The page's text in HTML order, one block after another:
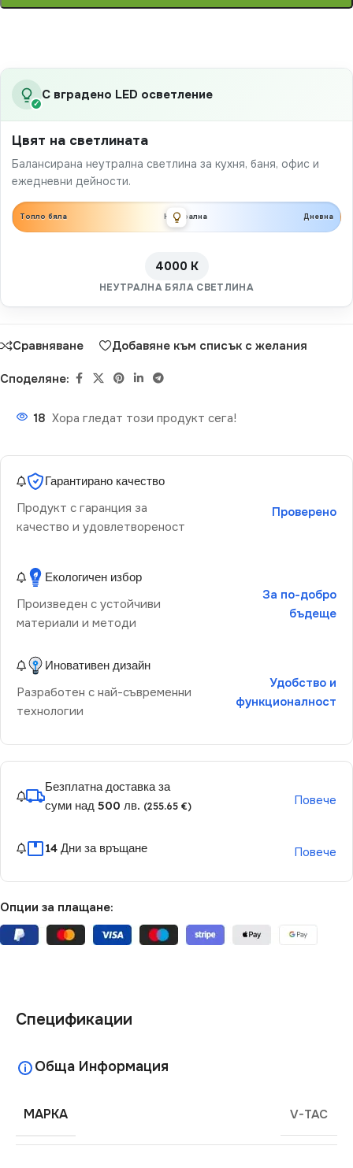
✓
С вградено LED осветление
Цвят на светлината
Балансирана неутрална светлина за кухня, баня, офис и
ежедневни дейности.
Топло бяла Неутрална Дневна
4000 K
НЕУТРАЛНА БЯЛА СВЕТЛИНА
Сравняване Добавяне към списък с желания
Споделяне:
18 Хора гледат този продукт сега!
Гарантирано качество
Продукт с гаранция за
качество и удовлетвореност
Проверено
Екологичен избор
Произведен с устойчиви
материали и методи
За по-добро
бъдеще
Иновативен дизайн
Разработен с най-съвременни
технологии
Удобство и
функционалност
Безплатна доставка за
суми над 500 лв. (255.65 €) Повече
14 Дни за връщане Повече
Опции за плащане:
Спецификации
Обща Информация
МАРКА V-TAC